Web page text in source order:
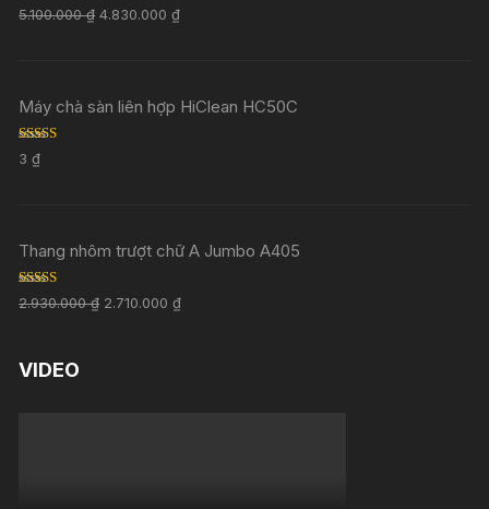
Rated5.00
out of 5
5.100.000₫ 4.830.000₫
Máy chà sàn liên hợp HiClean HC50C
Rated
out of 5
3₫
Thang nhôm trượt chữ A Jumbo A405
Rated 5.00
out of 5
2.930.000₫ 2.710.000₫
VIDEO